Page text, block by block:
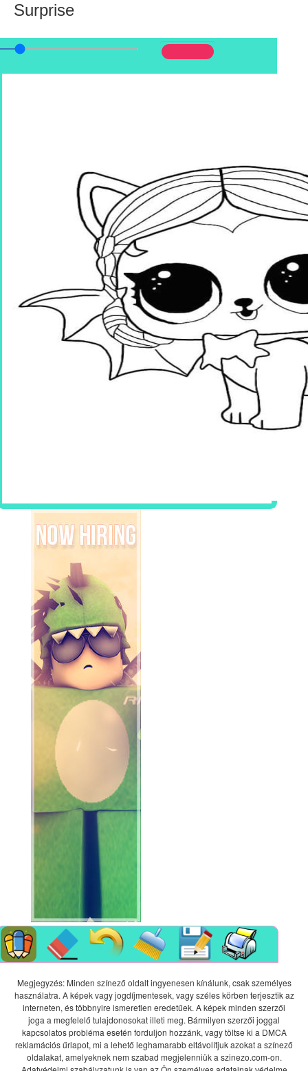
Surprise
Megjegyzés: Minden színező oldalt ingyenesen kínálunk, csak személyes
használatra. A képek vagy jogdíjmentesek, vagy széles körben terjesztik az
interneten, és többnyire ismeretlen eredetűek. A képek minden szerzői
joga a megfelelő tulajdonosokat illeti meg. Bármilyen szerzői joggal
kapcsolatos probléma esetén forduljon hozzánk, vagy töltse ki a DMCA
reklamációs űrlapot, mi a lehető leghamarabb eltávolítjuk azokat a színező
oldalakat, amelyeknek nem szabad megjelenniük a szinezo.com-on.